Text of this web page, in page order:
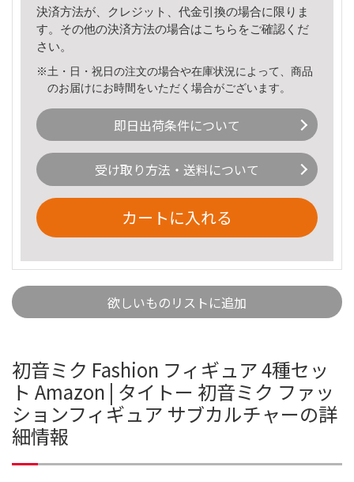
決済方法が、クレジット、代金引換の場合に限りま
す。その他の決済方法の場合はこちら をご確認くだ
さい。
※土・日・祝日の注文の場合や在庫状況によって、商品
のお届けにお時間をいただく場合がございます。
即日出荷条件について
受け取り方法・送料について
カートに入れる
欲しいものリストに追加
初音ミク Fashion フィギュア 4種セッ
ト Amazon | タイトー 初音ミク ファッ
ションフィギュア サブカルチャーの詳
細情報